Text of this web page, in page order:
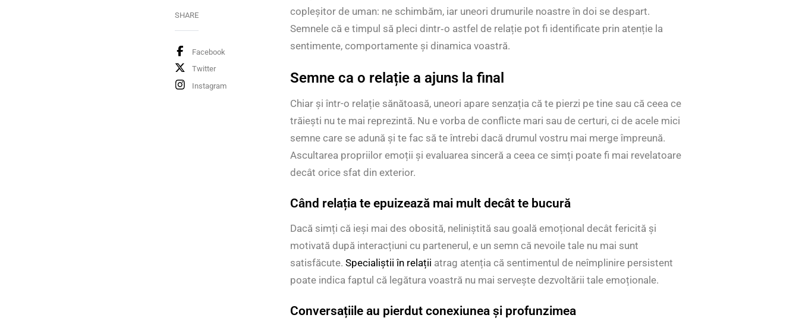
SHARE
Facebook
Twitter
Instagram
copleșitor de uman: ne schimbăm, iar uneori drumurile noastre în doi se despart.
Semnele că e timpul să pleci dintr‑o astfel de relație pot fi identificate prin atenție la
sentimente, comportamente și dinamica voastră.
Semne ca o relație a ajuns la final
Chiar și într-o relație sănătoasă, uneori apare senzația că te pierzi pe tine sau că ceea ce
trăiești nu te mai reprezintă. Nu e vorba de conflicte mari sau de certuri, ci de acele mici
semne care se adună și te fac să te întrebi dacă drumul vostru mai merge împreună.
Ascultarea propriilor emoții și evaluarea sinceră a ceea ce simți poate fi mai revelatoare
decât orice sfat din exterior.
Când relația te epuizează mai mult decât te bucură
Dacă simți că ieși mai des obosită, neliniștită sau goală emoțional decât fericită și
motivată după interacțiuni cu partenerul, e un semn că nevoile tale nu mai sunt
satisfăcute. Specialiștii în relații atrag atenția că sentimentul de neîmplinire persistent
poate indica faptul că legătura voastră nu mai servește dezvoltării tale emoționale.
Conversațiile au pierdut conexiunea și profunzimea